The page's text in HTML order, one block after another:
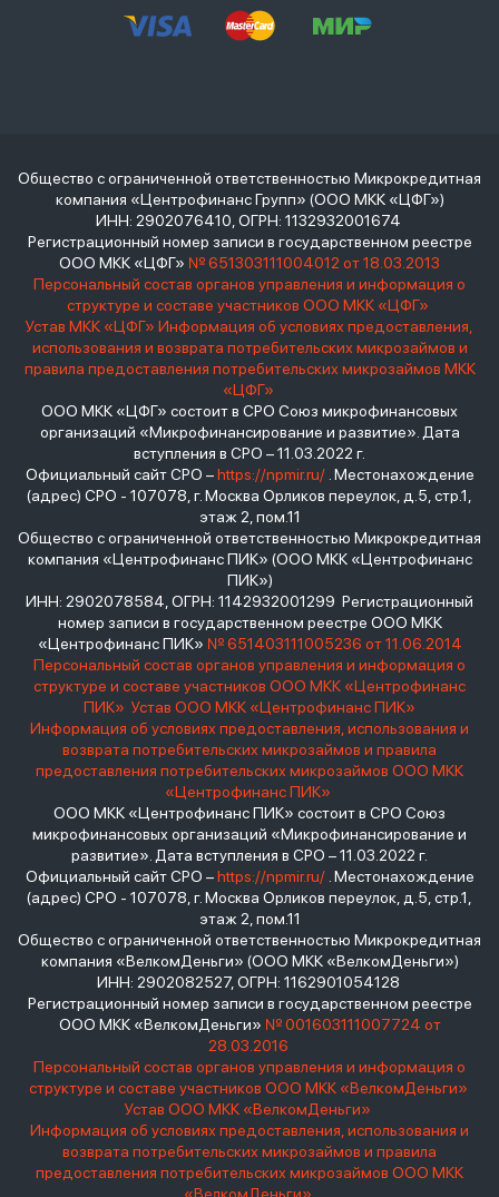
Общество с ограниченной ответственностью Микрокредитная
компания «Центрофинанс Групп» (ООО МКК «ЦФГ»)
ИНН: 2902076410, ОГРН: 1132932001674
Регистрационный номер записи в государственном реестре
ООО МКК «ЦФГ» № 651303111004012 от 18.03.2013
Персональный состав органов управления и информация о
структуре и составе участников ООО МКК «ЦФГ»
Устав МКК «ЦФГ» Информация об условиях предоставления,
использования и возврата потребительских микрозаймов и
правила предоставления потребительских микрозаймов МКК
«ЦФГ»
ООО МКК «ЦФГ» состоит в СРО Союз микрофинансовых
организаций «Микрофинансирование и развитие». Дата
вступления в СРО – 11.03.2022 г.
Официальный сайт СРО –https://npmir.ru/. Местонахождение
(адрес) СРО - 107078, г. Москва Орликов переулок, д.5, стр.1,
этаж 2, пом.11
Общество с ограниченной ответственностью Микрокредитная
компания «Центрофинанс ПИК» (ООО МКК «Центрофинанс
ПИК»)
ИНН: 2902078584, ОГРН: 1142932001299 Регистрационный
номер записи в государственном реестре ООО МКК
«Центрофинанс ПИК» № 651403111005236 от 11.06.2014
Персональный состав органов управления и информация о
структуре и составе участников ООО МКК «Центрофинанс
ПИК» Устав ООО МКК «Центрофинанс ПИК»
Информация об условиях предоставления, использования и
возврата потребительских микрозаймов и правила
предоставления потребительских микрозаймов ООО МКК
«Центрофинанс ПИК»
ООО МКК «Центрофинанс ПИК» состоит в СРО Союз
микрофинансовых организаций «Микрофинансирование и
развитие». Дата вступления в СРО – 11.03.2022 г.
Официальный сайт СРО –https://npmir.ru/. Местонахождение
(адрес) СРО - 107078, г. Москва Орликов переулок, д.5, стр.1,
этаж 2, пом.11
Общество с ограниченной ответственностью Микрокредитная
компания «ВелкомДеньги» (ООО МКК «ВелкомДеньги»)
ИНН: 2902082527, ОГРН: 1162901054128
Регистрационный номер записи в государственном реестре
ООО МКК «ВелкомДеньги» № 001603111007724 от
28.03.2016
Персональный состав органов управления и информация о
структуре и составе участников ООО МКК «ВелкомДеньги»
Устав ООО МКК «ВелкомДеньги»
Информация об условиях предоставления, использования и
возврата потребительских микрозаймов и правила
предоставления потребительских микрозаймов ООО МКК